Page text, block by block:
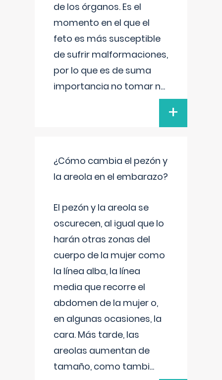
de los órganos. Es el
momento en el que el
feto es más susceptible
de sufrir malformaciones,
por lo que es de suma
importancia no tomar n...
+
¿Cómo cambia el pezón y
la areola en el embarazo?
El pezón y la areola se
oscurecen, al igual que lo
harán otras zonas del
cuerpo de la mujer como
la línea alba, la línea
media que recorre el
abdomen de la mujer o,
en algunas ocasiones, la
cara. Más tarde, las
areolas aumentan de
tamaño, como tambi...